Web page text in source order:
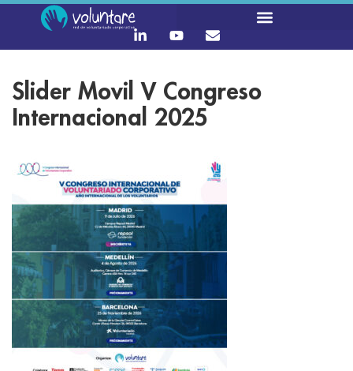
Slider Movil V Congreso
Internacional 2025